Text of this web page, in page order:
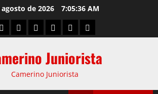
de 2026 7:05:37 AM
Juniorista
Camerino Juniorista